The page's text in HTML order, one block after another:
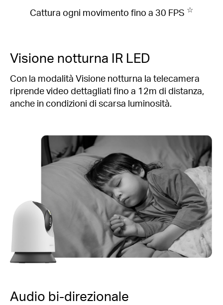
Cattura ogni movimento fino a 30 FPS ☆
Visione notturna IR LED
Con la modalità Visione notturna la telecamera
riprende video dettagliati fino a 12m di distanza,
anche in condizioni di scarsa luminosità.
Audio bi-direzionale